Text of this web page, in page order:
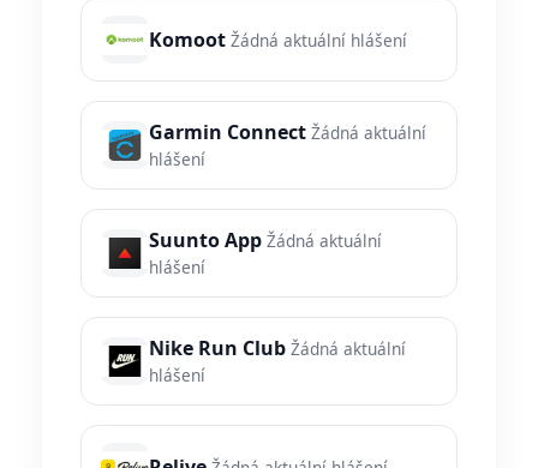
Komoot Žádná aktuální hlášení
Garmin Connect Žádná aktuální
hlášení
Suunto App Žádná aktuální
hlášení
Nike Run Club Žádná aktuální
hlášení